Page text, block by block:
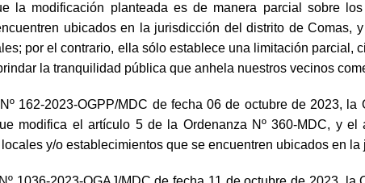
la modificación planteada es de manera parcial sobre
ubicados en la jurisdicción del distrito de
por el contrario, ella sólo establece una limitación
la tranquilidad pública que anhela nuestros vecinos
162-2023-OGPP/MDC de fecha 06 de octubre de 2023,
modifica el artículo 5 de la Ordenanza Nº 360-MDC, y
y/o establecimientos que se encuentren ubicados en